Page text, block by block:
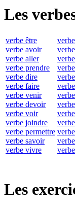
Les
verbe être
verbe avoir
verbe aller
verbe prendre
verbe dire
verbe faire
verbe venir
verbe devoir
verbe voir
verbe joindre
verbe permettre
verbe savoir
verbe vivre
Les